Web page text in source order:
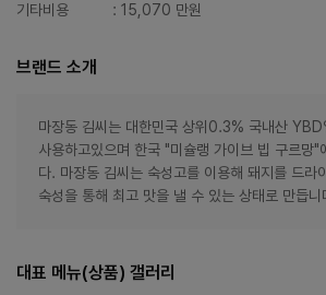
기타비용
: 15,070 만원
브랜드 소개
마장동 김씨는 대한민국 상위0.3% 국내산 YBD
사용하고있으며 한국 "미슐랭 가이브 빕 구르망"
다. 마장동 김씨는 숙성고를 이용해 돼지를 드라
숙성을 통해 최고 맛을 낼 수 있는 상태로 만듭니
대표 메뉴(상품) 갤러리